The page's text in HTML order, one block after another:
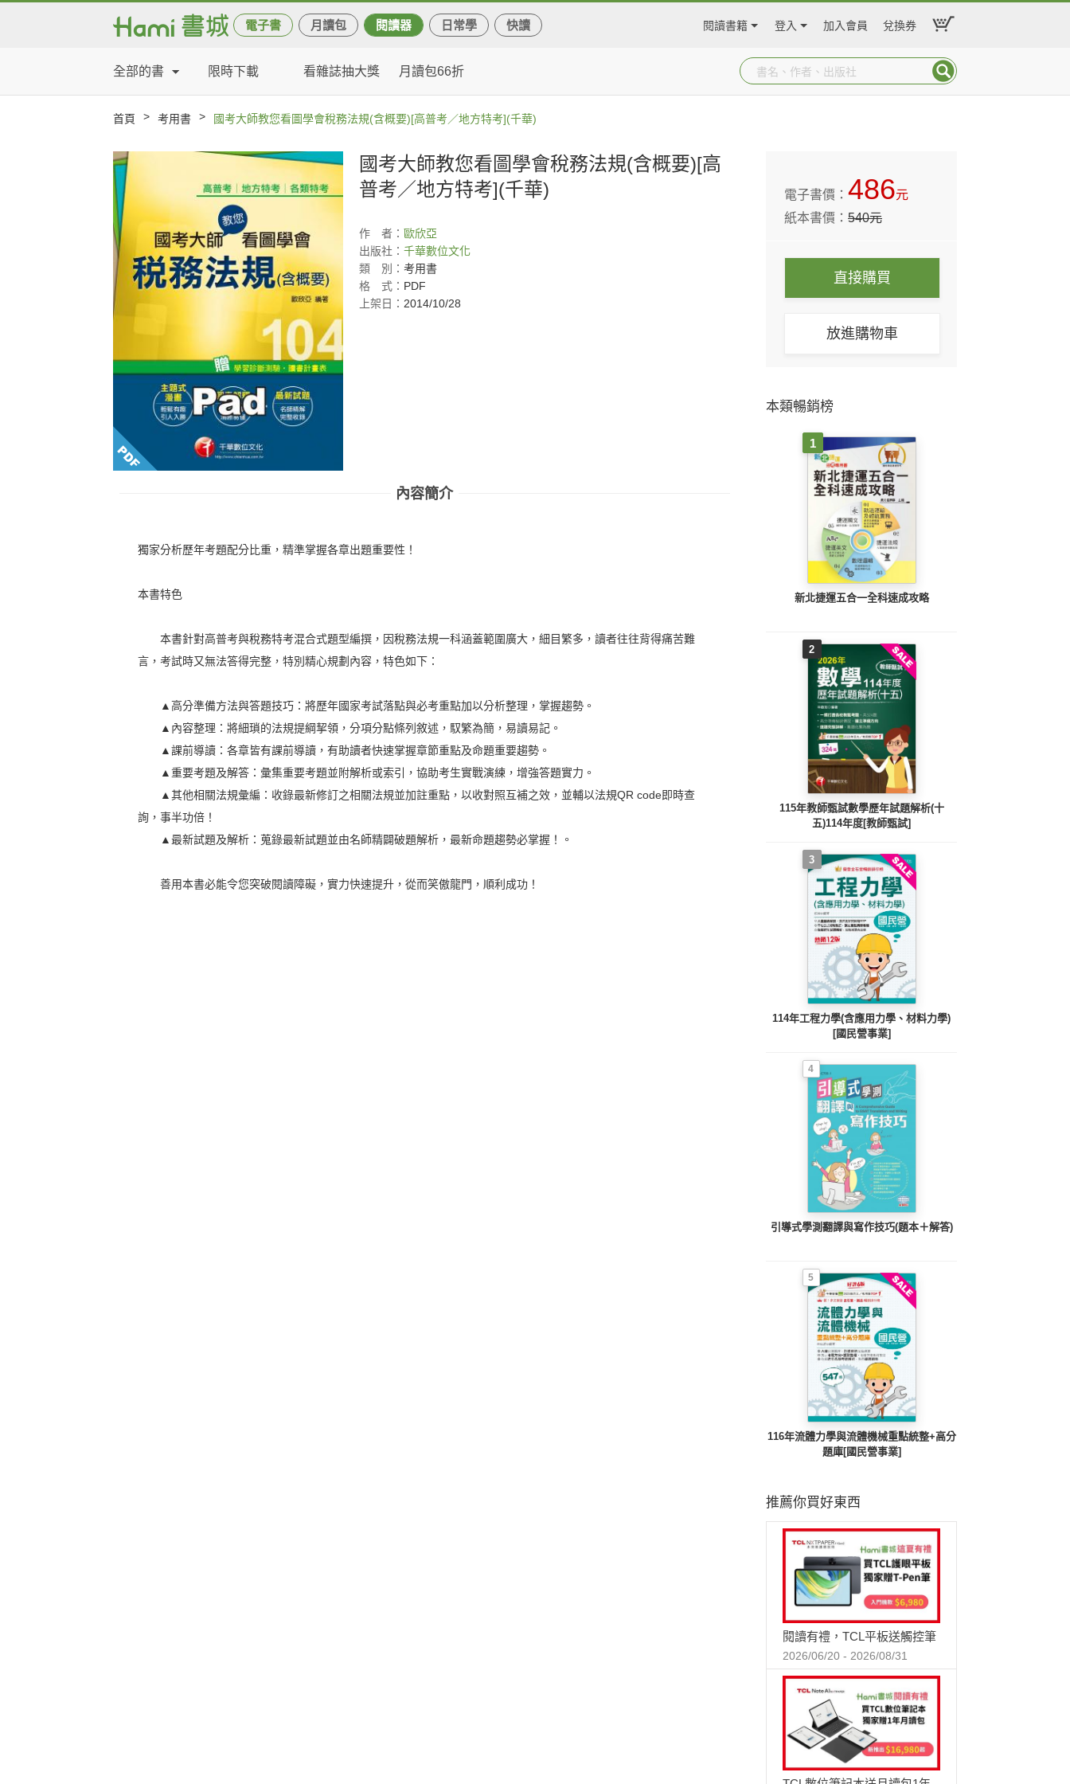
電子書 月讀包 閱讀器 日常學 快讀 閱讀書籍 登入 加入會員 兌換券
全部的書 限時下載 看雜誌抽大獎 月讀包66折
首頁 > 考用書 > 國考大師教您看圖學會稅務法規(含概要)[高普考／地方特考](千華)
國考大師教您看圖學會稅務法規(含概要)[高
普考／地方特考](千華)
作 者： 歐欣亞
出版社： 千華數位文化
類
別： 考用書
格
式： PDF
上架日： 2014/10/28
內容簡介
獨家分析歷年考題配分比重，精準掌握各章出題重要性！
本書特色
本書針對高普考與稅務特考混合式題型編撰，因稅務法規一科涵蓋範圍廣大，細目繁多，讀者往往背得痛苦難
言，考試時又無法答得完整，特別精心規劃內容，特色如下：
▲高分準備方法與答題技巧：將歷年國家考試落點與必考重點加以分析整理，掌握趨勢。
▲內容整理：將細瑣的法規提綱挈領，分項分點條列敘述，馭繁為簡，易讀易記。
▲課前導讀：各章皆有課前導讀，有助讀者快速掌握章節重點及命題重要趨勢。
▲重要考題及解答：彙集重要考題並附解析或索引，協助考生實戰演練，增強答題實力。
▲其他相關法規彙編：收錄最新修訂之相關法規並加註重點，以收對照互補之效，並輔以法規QR code即時查
詢，事半功倍！
▲最新試題及解析：蒐錄最新試題並由名師精闢破題解析，最新命題趨勢必掌握！。
善用本書必能令您突破閱讀障礙，實力快速提升，從而笑傲龍門，順利成功！
電子書價：486元
紙本書價：540元
直接購買
放進購物車
本類暢銷榜
1
新北捷運五合一全科速成攻略
2
115年教師甄試數學歷年試題解析(十
五)114年度[教師甄試]
3
114年工程力學(含應用力學、材料力學)
[國民營事業]
4
引導式學測翻譯與寫作技巧(題本＋解答)
5
116年流體力學與流體機械重點統整+高分
題庫[國民營事業]
推薦你買好東西
閱讀有禮，TCL平板送觸控筆
2026/06/20 - 2026/08/31